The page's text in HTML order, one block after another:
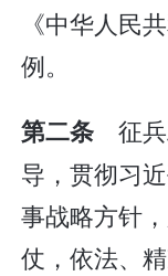
《中华人民
例。
第二条 征兵
导，贯彻习
事战略方针
仗，依法、